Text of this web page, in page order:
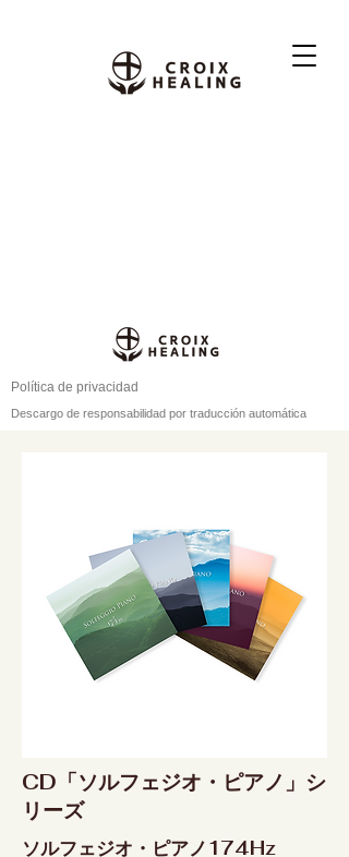
Política de privacidad
Descargo de responsabilidad por traducción automática
CD「ソルフェジオ・ピアノ」シ
リーズ
ソルフェジオ・ピアノ174Hz